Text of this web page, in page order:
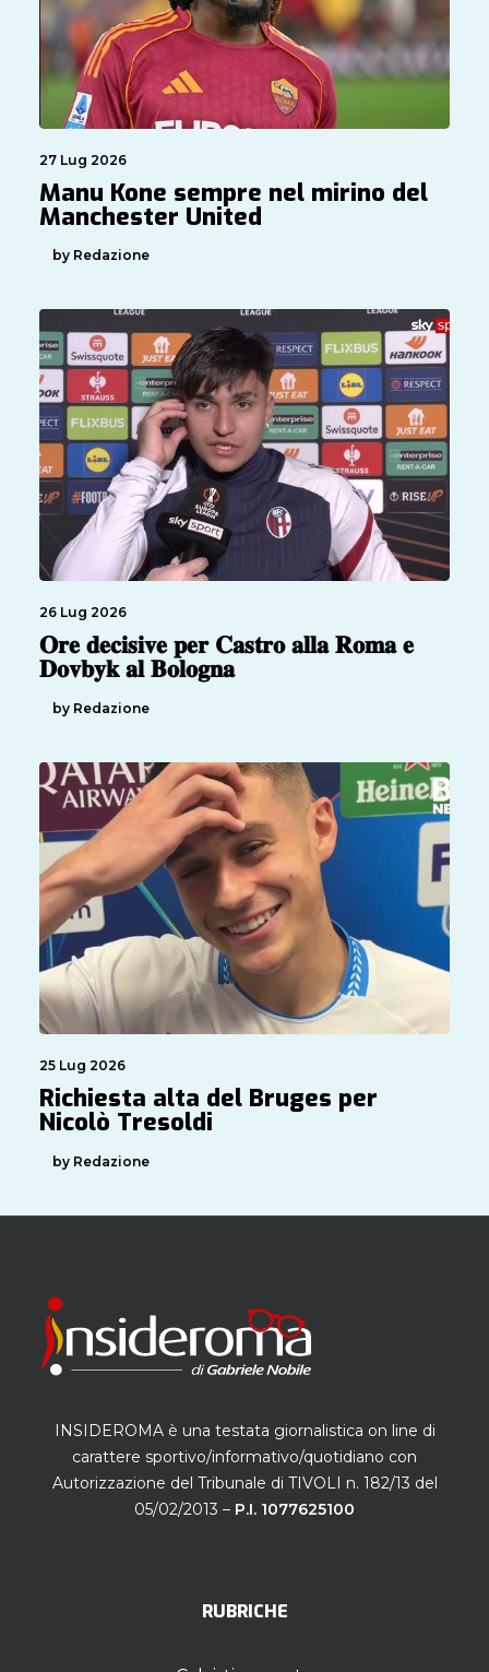
27 Lug 2026
Manu Kone sempre nel mirino del
Manchester United
by Redazione
26 Lug 2026
𝐎𝐫𝐞 𝐝𝐞𝐜𝐢𝐬𝐢𝐯𝐞 𝐩𝐞𝐫 𝐂𝐚𝐬𝐭𝐫𝐨 𝐚𝐥𝐥𝐚 𝐑𝐨𝐦𝐚 𝐞
𝐃𝐨𝐯𝐛𝐲𝐤 𝐚𝐥 𝐁𝐨𝐥𝐨𝐠𝐧𝐚
by Redazione
25 Lug 2026
Richiesta alta del Bruges per
Nicolò Tresoldi
by Redazione
INSIDEROMA è una testata giornalistica on line di
carattere sportivo/informativo/quotidiano con
Autorizzazione del Tribunale di TIVOLI n. 182/13 del
05/02/2013 – P.I. 1077625100
RUBRICHE